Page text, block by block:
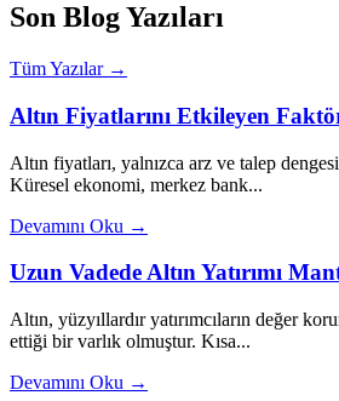
Son Blog Yazıları
Tüm Yazılar →
Altın Fiyatlarını Etkileyen
Altın fiyatları, yalnızca arz ve talep
Küresel ekonomi, merkez bank...
Devamını Oku →
Uzun Vadede Altın Yatırımı
Altın, yüzyıllardır yatırımcıların değer
ettiği bir varlık olmuştur. Kısa...
Devamını Oku →